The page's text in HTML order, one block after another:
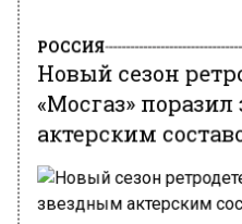
РОССИЯ
Новый сезон
«Мосгаз»
актерским